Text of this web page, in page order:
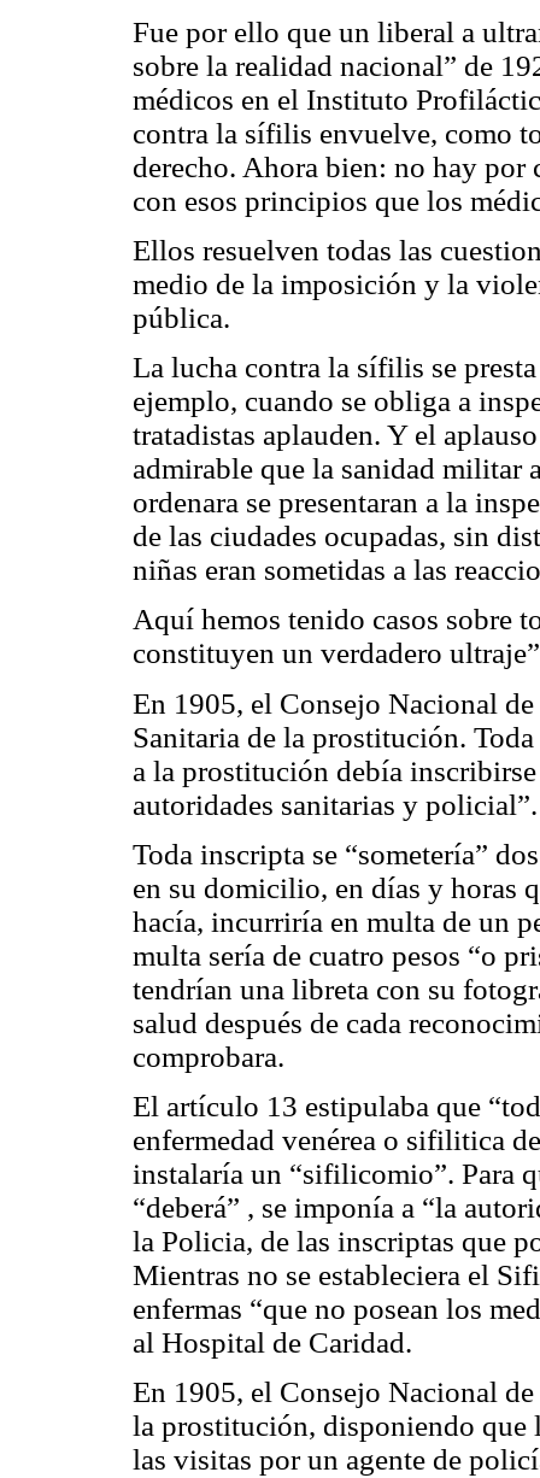
Fue por ello que un liberal a
sobre la realidad nacional” de
médicos en el Instituto
contra la sífilis envuelve, como
derecho. Ahora bien: no hay por
con esos principios que los
Ellos resuelven todas las
medio de la imposición y la
pública.
La lucha contra la sífilis se
ejemplo, cuando se obliga a
tratadistas aplauden. Y el
admirable que la sanidad militar
ordenara se presentaran a la
de las ciudades ocupadas, sin
niñas eran sometidas a las
Aquí hemos tenido casos sobre
constituyen un verdadero
En 1905, el Consejo Nacional
Sanitaria de la prostitución.
a la prostitución debía
autoridades sanitarias y policial”.
Toda inscripta se “sometería”
en su domicilio, en días y horas
hacía, incurriría en multa de un
multa sería de cuatro pesos “o
tendrían una libreta con su
salud después de cada
comprobara.
El artículo 13 estipulaba que
enfermedad venérea o sifilitica
instalaría un “sifilicomio”. Para
“deberá” , se imponía a “la
la Policia, de las inscriptas que
Mientras no se estableciera el
enfermas “que no posean los
al Hospital de Caridad.
En 1905, el Consejo Nacional
la prostitución, disponiendo que
las visitas por un agente de